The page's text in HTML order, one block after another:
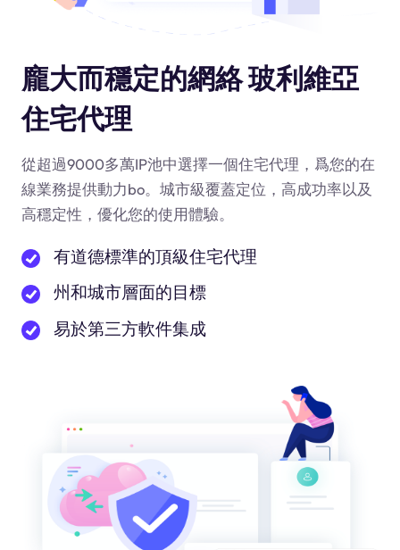
龐大而穩定的網絡 玻利維亞
住宅代理
從超過9000多萬IP池中選擇一個住宅代理，爲您的在
線業務提供動力bo。城市級覆蓋定位，高成功率以及
高穩定性，優化您的使用體驗。
有道德標準的頂級住宅代理
州和城市層面的目標
易於第三方軟件集成